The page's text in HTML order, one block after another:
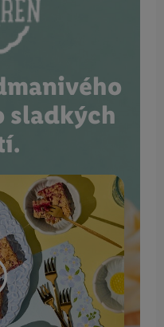
sladkých